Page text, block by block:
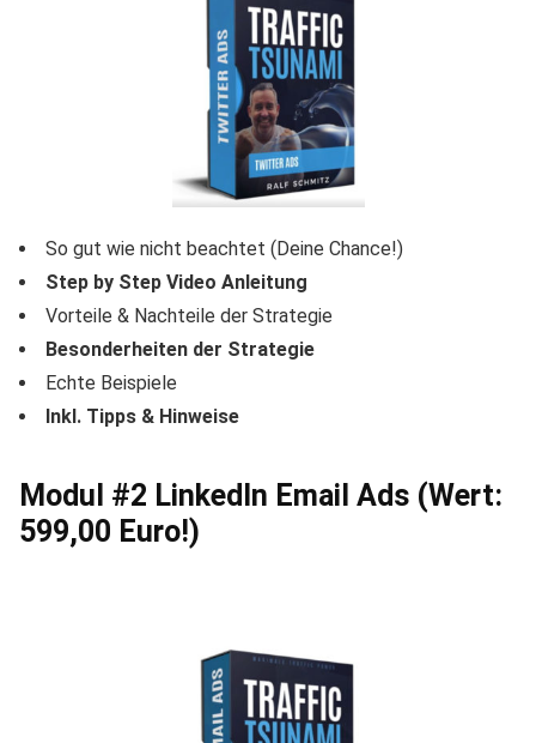
So gut wie nicht beachtet (Deine Chance!)
Step by Step Video Anleitung
Vorteile & Nachteile der Strategie
Besonderheiten der Strategie
Echte Beispiele
Inkl. Tipps & Hinweise
Modul #2 LinkedIn Email Ads (Wert:
599,00 Euro!)